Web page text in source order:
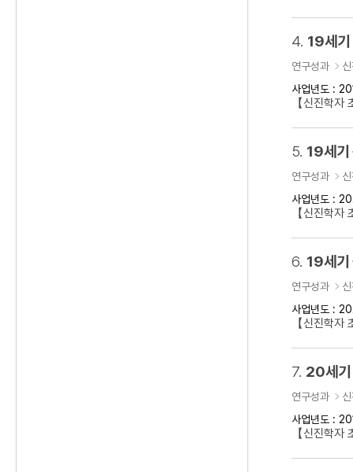
4. 19세기
연구성과
사업년도 :
【신진학
5. 19세기
연구성과
사업년도 :
【신진학
6. 19세기
연구성과
사업년도 :
【신진학
7. 20세기
연구성과
사업년도 :
【신진학